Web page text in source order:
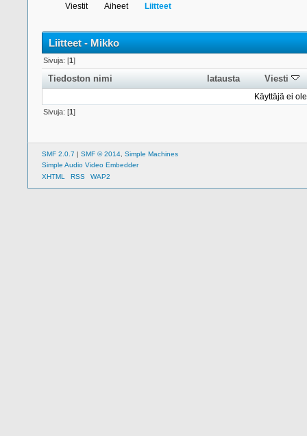
Viestit Aiheet Liitteet
Liitteet - Mikko
Sivuja: [1]
Tiedoston nimi latausta Viesti
Käyttäjä ei
Sivuja: [1]
SMF 2.0.7 | SMF © 2014 Simple Machines
Simple Audio Video Embedder
XHTML
RSS WAP2